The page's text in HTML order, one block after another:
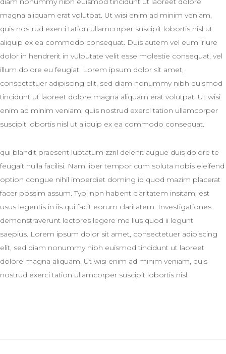
magna aliquam erat volutpat. Ut wisi enim ad minim veniam,
quis nostrud exerci tation ullamcorper suscipit lobortis nisl ut
aliquip ex ea commodo consequat. Duis autem vel eum iriure
dolor in hendrerit in vulputate velit esse molestie consequat, vel
illum dolore eu feugiat. Lorem ipsum dolor sit amet,
consectetuer adipiscing elit, sed diam nonummy nibh euismod
tincidunt ut laoreet dolore magna aliquam erat volutpat. Ut wisi
enim ad minim veniam, quis nostrud exerci tation ullamcorper
suscipit lobortis nisl ut aliquip ex ea commodo consequat.
qui blandit praesent luptatum zzril delenit augue duis dolore te
feugait nulla facilisi. Nam liber tempor cum soluta nobis eleifend
option congue nihil imperdiet doming id quod mazim placerat
facer possim assum. Typi non habent claritatem insitam; est
usus legentis in iis qui facit eorum claritatem. Investigationes
demonstraverunt lectores legere me lius quod ii legunt
saepius. Lorem ipsum dolor sit amet, consectetuer adipiscing
elit, sed diam nonummy nibh euismod tincidunt ut laoreet
dolore magna aliquam. Ut wisi enim ad minim veniam, quis
nostrud exerci tation ullamcorper suscipit lobortis nisl.